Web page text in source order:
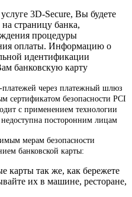
3D-Secure, Вы будете
страницу банка,
процедуры
оплаты. Информацию о
идентификации
банковскую карту
платежей через платежный шлюз
сертификатом безопасности PCI
с применением технологии
посторонним лицам
мерам безопасности
банковской карты:
карты так же, как бережете
их в машине, ресторане,